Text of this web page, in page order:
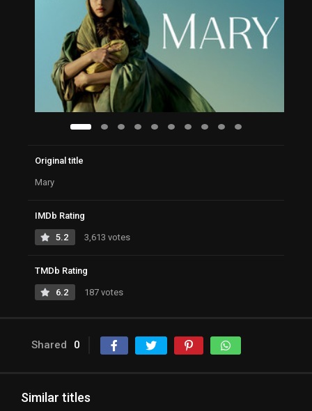
Original title
Mary
IMDb Rating
5.2 3,613 votes
TMDb Rating
6.2 187 votes
Shared 0
Similar titles